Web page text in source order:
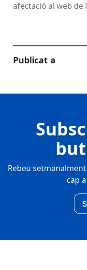
afectació al web de
Publicat a
Rebeu
cap